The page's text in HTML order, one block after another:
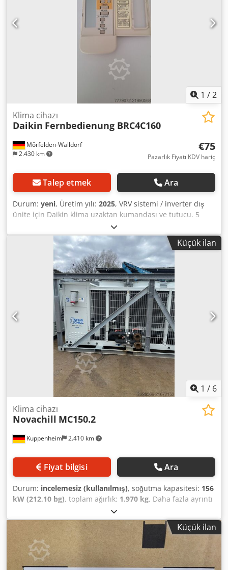
1 /2
Mörfelden-Walldorf
2.430 km
Klima cihazı
Daikin Fernbedienung BRC4C160
€75
Pazarlık Fiyatı KDV hariç
Talep etmek Ara
Durum: yeni, Üretim yılı: 2025, VRV sistemi / inverter dış
ünite için Daikin klima uzaktan kumandası ve tutucu. 5
adet mevcut / fiyat adet başınadır. Crsdey Udgkepfx Aqqsf
Küçük ilan
1 / 6
Kuppenheim 2.410 km
Klima cihazı
Novachill MC150.2
Fiyat bilgisi Ara
Durum: incelemesiz (kullanılmış), soğutma kapasitesi: 156
kW (212,10 bg), toplam ağırlık: 1.970 kg, Daha fazla ayrıntı
için lütfen tip etiketine bakınız. Daha büyük miktarlarda
mevcut. Codpfxsyzph Hs Aqqjrf 80 kW olarak da temin
edilebilir.
Küçük ilan